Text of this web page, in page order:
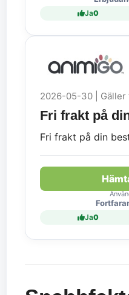
Ja0
2026-05-30 | Gäller
Fri frakt på
Fri frakt på din
Ja0